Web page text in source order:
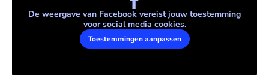
De weergave van Facebook vereist jouw toestemming
voor social media cookies.
Toestemmingen aanpassen